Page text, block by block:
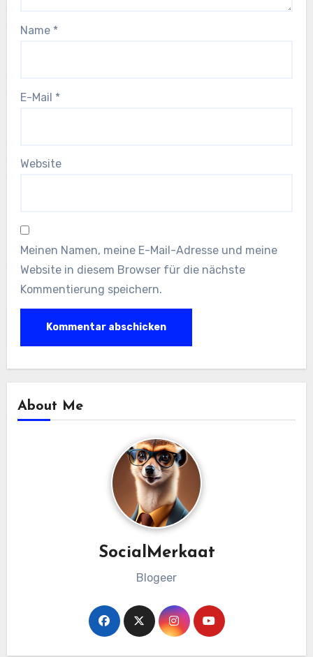
Name *
E-Mail *
Website
Meinen Namen, meine E-Mail-Adresse und meine
Website in diesem Browser für die nächste
Kommentierung speichern.
About Me
SocialMerkaat
Blogeer